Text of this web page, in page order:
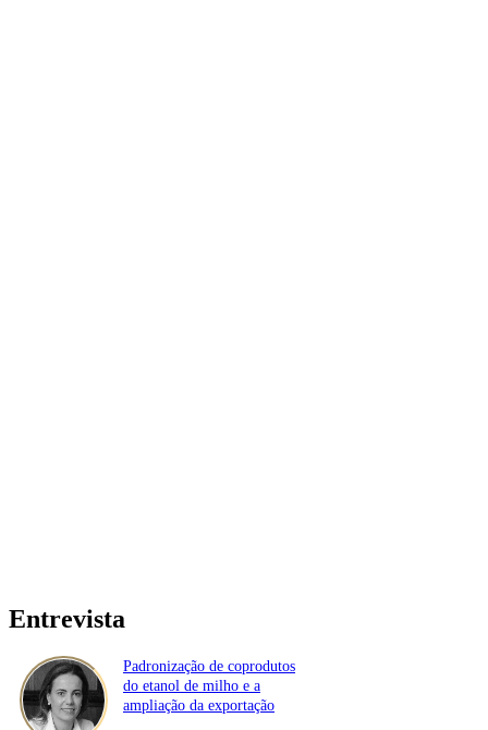
Entrevista
Padronização de coprodutos
do etanol de milho e a
ampliação da exportação